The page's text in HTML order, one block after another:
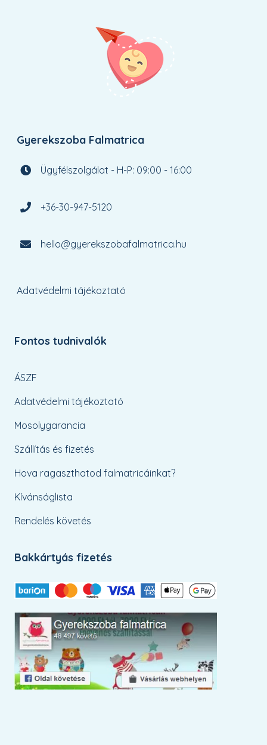
Gyerekszoba Falmatrica
Ügyfélszolgálat - H-P: 09:00 - 16:00
+36-30-947-5120
hello@gyerekszobafalmatrica.hu
Adatvédelmi tájékoztató
Fontos tudnivalók
ÁSZF
Adatvédelmi tájékoztató
Mosolygarancia
Szállítás és fizetés
Hova ragaszthatod falmatricáinkat?
Kívánságlista
Rendelés követés
Bakkártyás fizetés